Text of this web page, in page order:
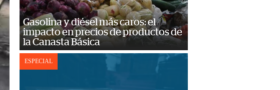
Gasolina y diésel más caros: el
impacto en precios de productos de
la Canasta Básica
ESPECIAL